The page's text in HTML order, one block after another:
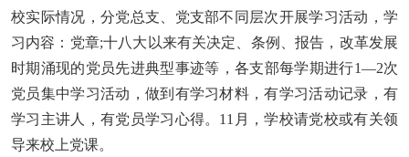
校实际情况，分党总支、党支部不同层次开展学习活动，学
习内容：党章;十八大以来有关决定、条例、报告，改革发展
时期涌现的党员先进典型事迹等，各支部每学期进行1—2次
党员集中学习活动，做到有学习材料，有学习活动记录，有
学习主讲人，有党员学习心得。11月，学校请党校或有关领
导来校上党课。